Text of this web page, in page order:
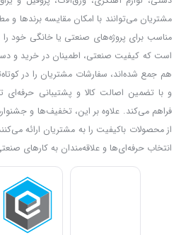
علاوه بر این، این بتن کن دارای طراحی
‌های صدایی سلامتی کاربران و همچنین
محیط کار کمک می ‌کند.
دریل بتن کنآروا با دارا بودن سه حالت
بیشتری به کاربر ارائه می‌ دهد. حالت
نیاز به سوراخ کاری رو سطوح دارند.
سوراخ ‌کاری در سطوح سخت و مقاوم مثل
حالت چرخشی و چکشی همچنین می ‌تواند در
ترکیب این دو حالت دارند، بسیار مفید باشد.
می‌ دهند تا بر اساس نوع کاری خود حالت
مشتریان می‌توانند با امکان مقایسه برندها و
است که کیفیت صنعتی، اطمینان در خرید و
هم جمع شده‌اند، سفارشات مشتریان را در
و با تضمین اصالت کالا و پشتیبانی
فراهم می‌کند. علاوه بر این، تخفیف‌ها و
انتخاب حرفه‌ای‌ها و علاقه‌مندان به کارهای